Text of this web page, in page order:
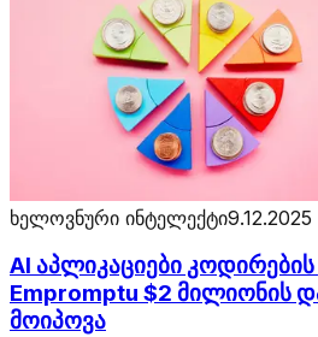
ხელოვნური ინტელექტი9.12.2025
AI აპლიკაციები
Empromptu $2 მილიონის
მოიპოვა